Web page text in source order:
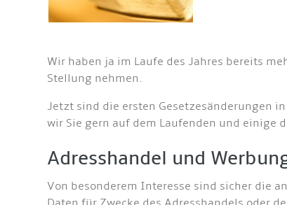
Wir haben ja im Laufe des Jahres bereits
Stellung nehmen.
Jetzt sind die ersten Gesetzesänderungen
wir Sie gern auf dem Laufenden und einige
Adresshandel und
Von besonderem Interesse sind sicher die